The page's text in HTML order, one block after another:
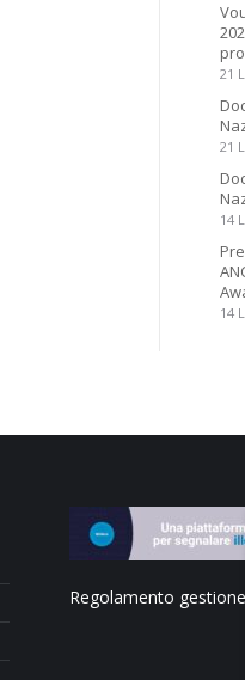
21
21
14
14
Regolamento